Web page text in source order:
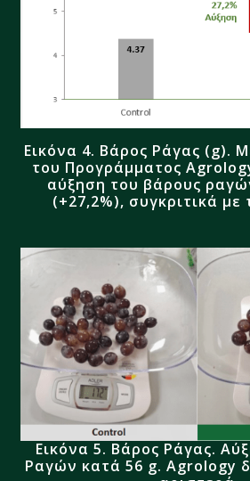
Εικόνα 4. Βάρος Ράγας (g).
του Προγράμματος
αύξηση του βάρους
(+27,2%), συγκριτικά
Εικόνα 5. Βάρος Ράγας.
Ραγών κατά 56 g. Agrology